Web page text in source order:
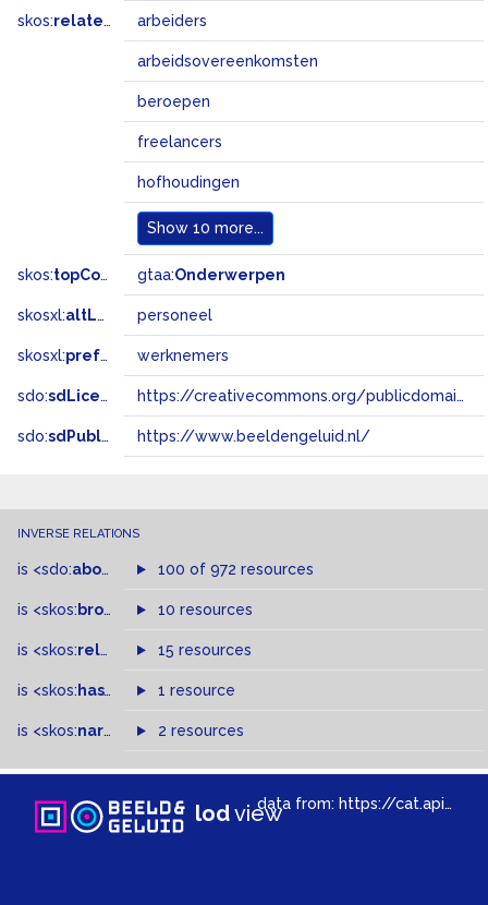
skos:related arbeiders
arbeidsovereenkomsten
beroepen
freelancers
hofhoudingen
Show 10 more...
skos:topConceptOf gtaa:Onderwerpen
skosxl:altLabel personeel
skosxl:prefLabel werknemers
sdo:sdLicense https://creativecommons.org/publicdomain/zero/1.0/
sdo:sdPublisher https://www.beeldengeluid.nl/
INVERSE RELATIONS
is <sdo:about of 100 of 972 resources
is <skos: broader > of
10 resources
is <skos:related > of
15 resources
is <skos: hasTopConcept >of
1 resource
is <skos:narrowMatch >of
2 resources
lodviewdata from: https://cat.apis.beeldengeluid.nl/sparql